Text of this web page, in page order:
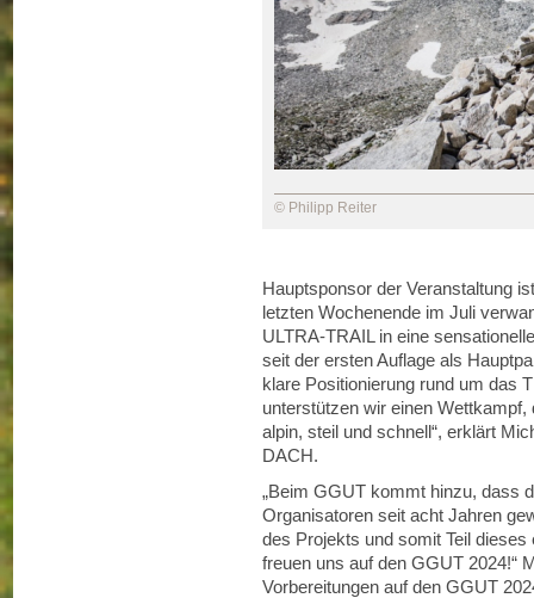
© Philipp Reiter
Hauptsponsor der Veranstaltung
letzten Wochenende im Juli
ULTRA-TRAIL in eine
seit der ersten Auflage als
klare Positionierung rund um das
unterstützen wir einen
alpin, steil und schnell“, erklärt
DACH.
„Beim GGUT kommt hinzu, dass
Organisatoren seit acht Jahren
des Projekts und somit Teil
freuen uns auf den GGUT 2024!“
Vorbereitungen auf den GGUT